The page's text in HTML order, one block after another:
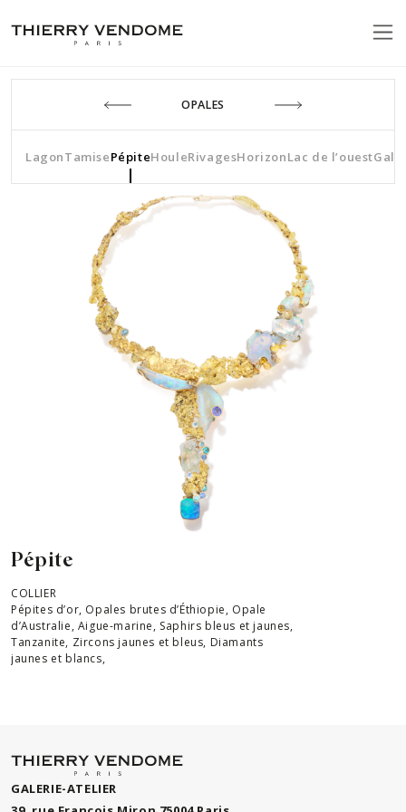
OPALES
LagonTamisePépiteHouleRivagesHorizonLac de l’ouest
Pépite
COLLIER
Pépites d’or, Opales brutes d’Éthiopie, Opale
d’Australie, Aigue-marine, Saphirs bleus et jaunes,
Tanzanite, Zircons jaunes et bleus, Diamants
jaunes et blancs,
GALERIE-ATELIER